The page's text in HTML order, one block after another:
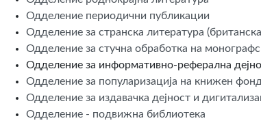
Одделение периодични публикации
Одделение за странска литература
Одделение за стучна обработка на
Одделение за информативно-реферална
Одделение за популаризација на книжен
Одделение за издавачка дејност и
Одделение - подвижна библиотека